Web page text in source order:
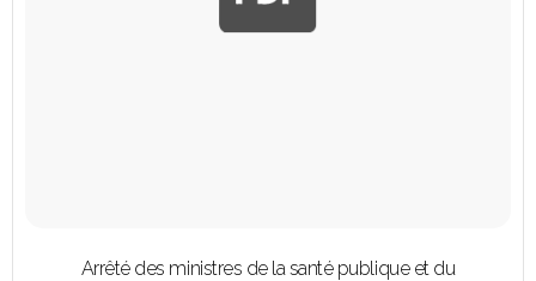
Arrêté des ministres de la santé publique et du